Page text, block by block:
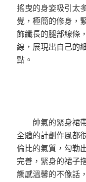
搖曳的身姿吸引太
覺，極簡的修身，
飾纖長的腿部線條
線，展現出自己的
點。
帥氣的緊身裙
全體的計劃作風都
倫比的氣質，勾勒
完善，緊身的裙子
觸感溫馨的不像話